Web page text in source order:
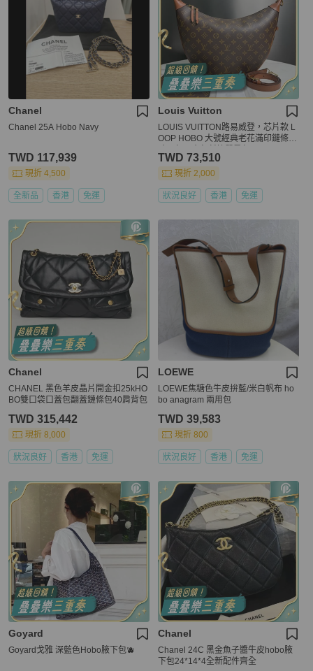
Chanel
Chanel 25A Hobo Navy
TWD 117,939
現折 4,500
全新品 香港 免運
Louis Vuitton
LOUIS VUITTON路易威登，芯片款 L
OOP HOBO 大號經典老花滿印鏈條包
TWD 73,510
現折 2,000
狀況良好 香港 免運
Chanel
CHANEL 黑色羊皮晶片開金扣25kHO
BO雙口袋口蓋包翻蓋鏈條包40肩背包
TWD 315,442
現折 8,000
狀況良好 香港 免運
LOEWE
LOEWE焦糖色牛皮拚藍/米白帆布 ho
bo anagram 兩用包
TWD 39,583
現折 800
狀況良好 香港 免運
Goyard
Goyard戈雅 深藍色Hobo腋下包🫐
Chanel
Chanel 24C 黑金魚子醬牛皮hobo腋
下包24*14*4全新配件齊全